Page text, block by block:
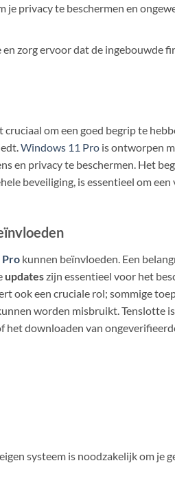
je privacy te beschermen en
zorg ervoor dat de ingebouwde
cruciaal om een goed begrip te
Windows 11 Pro is ontworpen
en privacy te beschermen. Het
beveiliging, is essentieel om
Pro kunnen beïnvloeden. Een
updateszijn essentieel voor het
ook een cruciale rol; sommige
worden misbruikt. Tenslotte
downloaden van
systeem is noodzakelijk om je